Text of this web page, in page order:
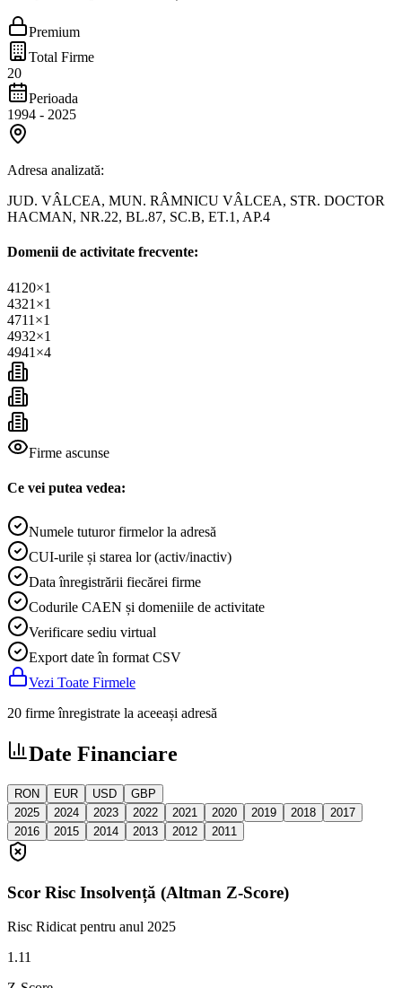
Premium
Total Firme
20
Perioada
1994 - 2025
Adresa analizată:
JUD. VÂLCEA, MUN. RÂMNICU VÂLCEA, STR. DOCTOR
HACMAN, NR.22, BL.87, SC.B, ET.1, AP.4
Domenii de activitate frecvente:
4120×1
4321 ×1
4711 ×1
4932×1
4941 ×4
Firme ascunse
Ce vei putea vedea:
Numele tuturor firmelor la adresă
CUI-urile și starea lor (activ/inactiv)
Data înregistrării fiecărei firme
Codurile CAEN și domeniile de activitate
Verificare sediu virtual
Export date în format CSV
Vezi Toate Firmele
20 firme înregistrate la aceeași adresă
Date Financiare
RON EUR USD
GBP
2025
2024 2023 2022 2021 2020 2019 2018
2017
2016
2015 2014 2013 2012 2011
Scor Risc Insolvență (Altman Z-Score)
Risc Ridicat pentru anul 2025
1.11